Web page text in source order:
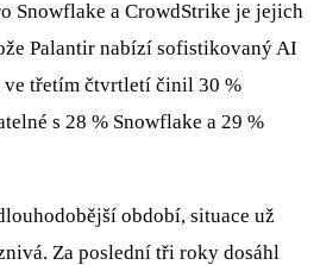
Snowflake a CrowdStrike je jejich
Palantir nabízí sofistikovaný AI
ve třetím čtvrtletí činil 30 %
s 28 % Snowflake a 29 %
období, situace už
Za poslední tři roky dosáhl